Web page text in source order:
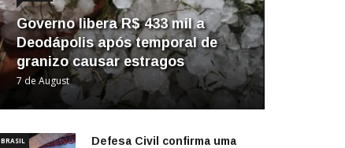
Governo libera R$ 433 mil a
Deodápolis após temporal de
granizo causar estragos
7 de August
BRASIL
Defesa Civil confirma uma